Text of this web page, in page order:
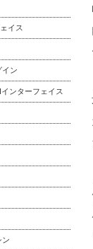
イス
イン
ンターフェイス
ン